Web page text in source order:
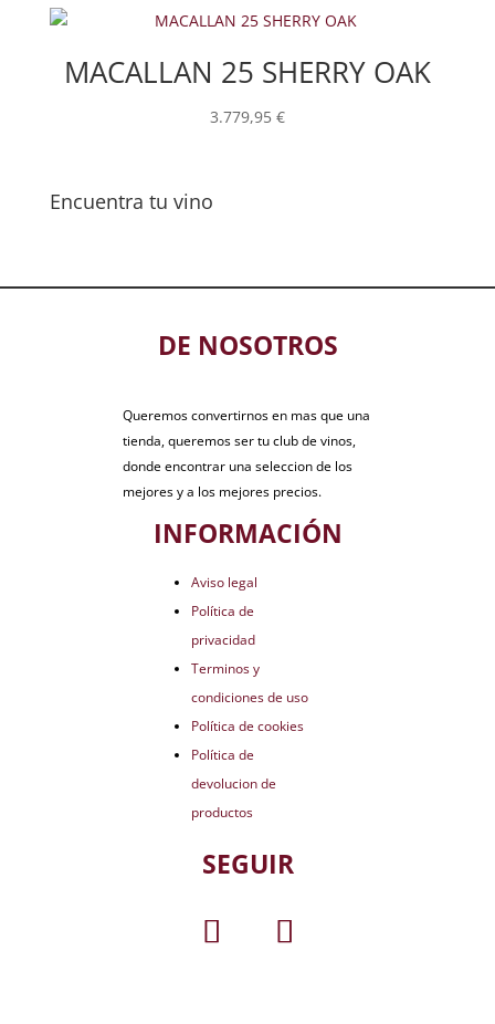
MACALLAN 25 SHERRY OAK
3.779,95 €
Encuentra tu vino
DE NOSOTROS
Queremos convertirnos en mas que una
tienda, queremos ser tu club de vinos,
donde encontrar una seleccion de los
mejores y a los mejores precios.
INFORMACIÓN
Aviso legal
Política de
privacidad
Terminos y
condiciones de uso
Política de cookies
Política de
devolucion de
productos
SEGUIR